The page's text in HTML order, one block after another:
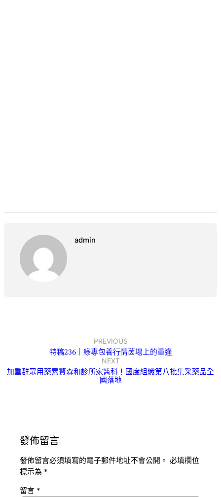
admin
PREVIOUS
特稿236｜綠專包養行情茵場上的重逢
NEXT
加重群眾用藥累贅森和診所家醫科！國度組織第八批集采藥品全
國落地
發佈留言
發佈留言必須填寫的電子郵件地址不會公開。 必填欄位
標示為 *
留言 *